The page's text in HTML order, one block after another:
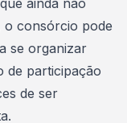
ainda não
o consórcio pode
se organizar
de participação
de ser